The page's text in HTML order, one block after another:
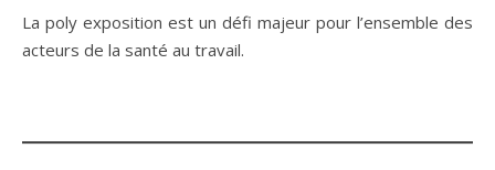
La poly exposition est un défi majeur pour l’ensemble des
acteurs de la santé au travail.